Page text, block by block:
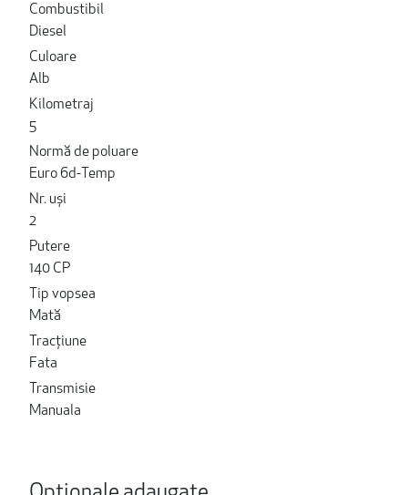
Combustibil
Diesel
Culoare
Alb
Kilometraj
5
Normă de poluare
Euro 6d-Temp
Nr. uși
2
Putere
140 CP
Tip vopsea
Mată
Tracțiune
Fata
Transmisie
Manuala